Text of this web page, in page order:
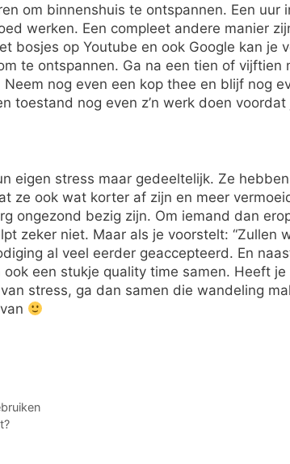
om binnenshuis te ontspannen. Een uur
werken. Een compleet andere manier
bosjes op Youtube en ook Google kan je
te ontspannen. Ga na een tien of vijftien
nog even een kop thee en blijf nog
toestand nog even z’n werk doen
eigen stress maar gedeeltelijk. Ze
ze ook wat korter af zijn en meer
ongezond bezig zijn. Om iemand dan
zeker niet. Maar als je voorstelt: “Zullen
al veel eerder geaccepteerd. En
een stukje quality time samen. Heeft
stress, ga dan samen die wandeling